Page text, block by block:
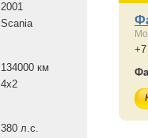
2001
Scania
134000 км
4x2
380 л.с.
+7